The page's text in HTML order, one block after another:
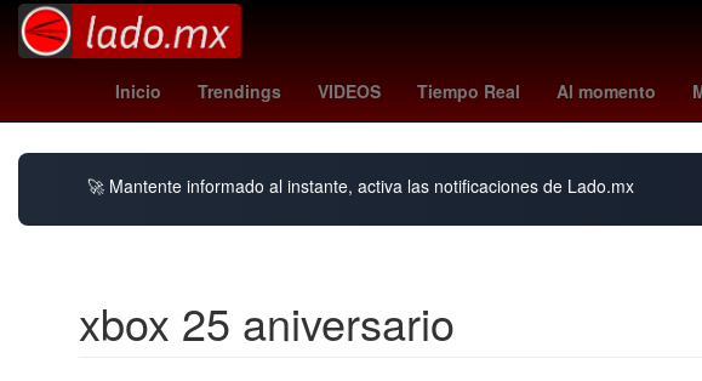
Inicio Trendings VIDEOS Tiempo Real Al momento
Atlixco Temporada Argentina Agresión liga mx posiciones
🚀 Mantente informado al instante, activa las notificaciones de Lado.mx
xbox 25 aniversario